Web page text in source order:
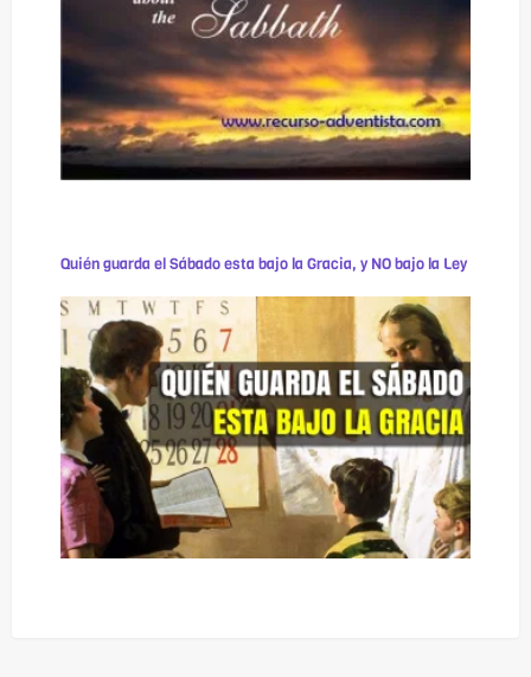
Quién guarda el Sábado esta bajo la Gracia, y NO bajo la Ley